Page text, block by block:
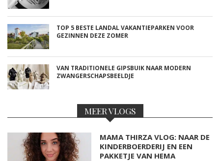
TOP 5 BESTE LANDAL VAKANTIEPARKEN VOOR
GEZINNEN DEZE ZOMER
VAN TRADITIONELE GIPSBUIK NAAR MODERN
ZWANGERSCHAPSBEELDJE
MEER VLOGS
MAMA THIRZA VLOG: NAAR DE
KINDERBOERDERIJ EN EEN
PAKKETJE VAN HEMA